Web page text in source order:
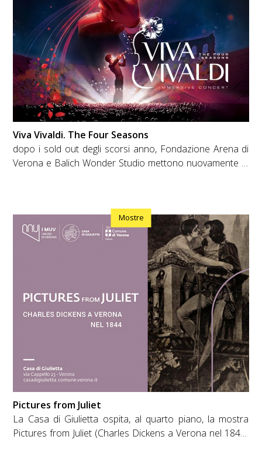
prestigiosi al mondo. Con Giovanni Scifoni nel ruolo di
Don Silvestro e Lorella Cuccarini nel ruolo di
Consolazione
Viva Vivaldi. The Four Seasons
dopo i sold out degli scorsi anno, Fondazione Arena di
Verona e Balich Wonder Studio mettono nuovamente in
l’Orchestra dell’Arena di Verona nel nuovo spettacolo del
creative director Marco Balich. Da un lato la sacralità
della musica con Fondazione Arena di Verona, nota in
tutto il mondo per la qualità delle sue produzioni.
Dall’altro l’avanguardia della tecnologia di Balich Wonder
Studio leader nel live entertainment e accreditato in tutto
il mondo per le Cerimonie Olimpiche, da Rio 2016 a Fifa
Qatar 2022
Mostre
Pictures from Juliet
La Casa di Giulietta ospita, al quarto piano, la mostra
Pictures from Juliet (Charles Dickens a Verona nel 1844)